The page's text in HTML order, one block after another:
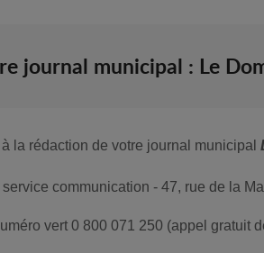
journal municipal : Le
la rédaction de votre journal municipal
communication - 47, rue de la
vert 0 800 071 250 (appel gratuit